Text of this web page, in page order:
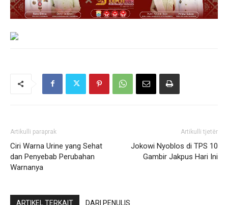
Artikulli paraprak
Ciri Warna Urine yang Sehat
dan Penyebab Perubahan
Warnanya
Artikulli tjetër
Jokowi Nyoblos di TPS 10
Gambir Jakpus Hari Ini
ARTIKEL TERKAIT DARI PENULIS